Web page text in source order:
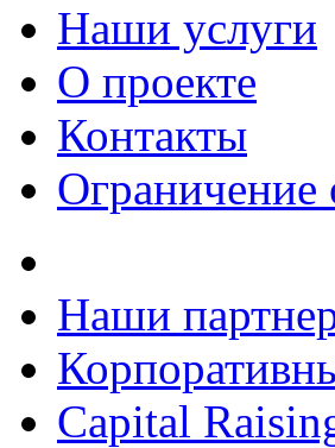
Наши услуги
О проекте
Контакты
Ограничение
Наши
Capital